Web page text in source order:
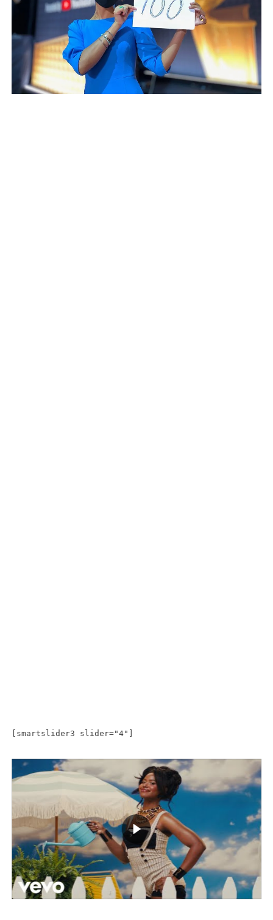
[smartslider3 slider="4"]